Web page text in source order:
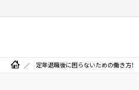
定年退職後に困らないための働き方！